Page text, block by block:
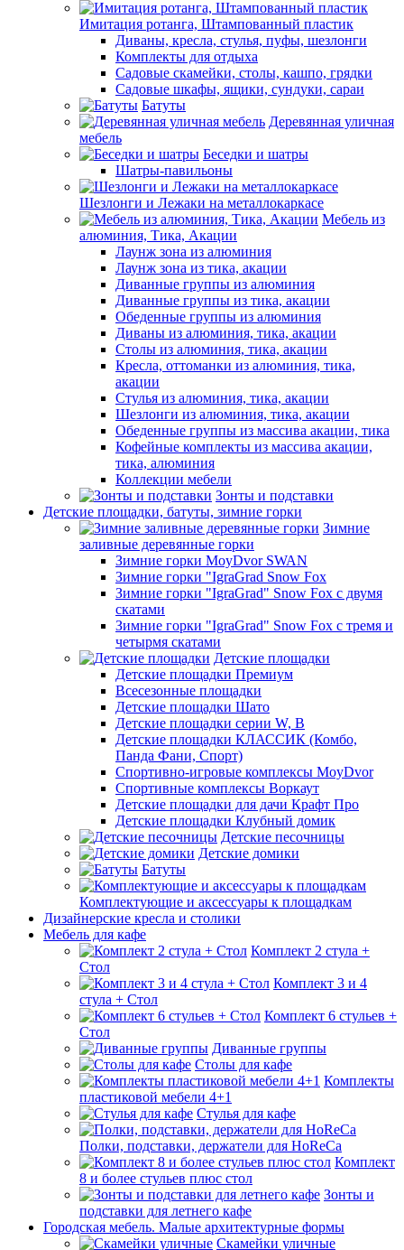
Имитация ротанга, Штампованный пластик
Диваны, кресла, стулья, пуфы, шезлонги
Комплекты для отдыха
Садовые скамейки, столы, кашпо, грядки
Садовые шкафы, ящики, сундуки, сараи
Батуты
Деревянная уличная
мебель
Беседки и шатры
Шатры-павильоны
Шезлонги и Лежаки на металлокаркасе
Мебель из
алюминия, Тика, Акации
Лаунж зона из алюминия
Лаунж зона из тика, акации
Диванные группы из алюминия
Диванные группы из тика, акации
Обеденные группы из алюминия
Диваны из алюминия, тика, акации
Столы из алюминия, тика, акации
Кресла, оттоманки из алюминия, тика,
акации
Стулья из алюминия, тика, акации
Шезлонги из алюминия, тика, акации
Обеденные группы из массива акации, тика
Кофейные комплекты из массива акации,
тика, алюминия
Коллекции мебели
Зонты и подставки
Детские площадки, батуты, зимние горки
Зимние
заливные деревянные горки
Зимние горки MoyDvor SWAN
Зимние горки "IgraGrad Snow Fox
Зимние горки "IgraGrad" Snow Fox с двумя
скатами
Зимние горки "IgraGrad" Snow Fox с тремя и
четырмя скатами
Детские площадки
Детские площадки Премиум
Всесезонные площадки
Детские площадки Шато
Детские площадки серии W, В
Детские площадки КЛАССИК (Комбо,
Панда Фани, Спорт)
Спортивно-игровые комплексы MoyDvor
Спортивные комплексы Воркаут
Детские площадки для дачи Крафт Про
Детские площадки Клубный домик
Детские песочницы
Детские домики
Батуты
Комплектующие и аксессуары к площадкам
Дизайнерские кресла и столики
Мебель для кафе
Комплект 2 стула +
Стол
Комплект 3 и 4
стула + Стол
Комплект 6 стульев +
Стол
Диванные группы
Столы для кафе
Комплекты
пластиковой мебели 4+1
Стулья для кафе
Полки, подставки, держатели для HoReCa
Комплект
8 и более стульев плюс стол
Зонты и
подставки для летнего кафе
Городская мебель. Малые архитектурные формы
Скамейки уличные